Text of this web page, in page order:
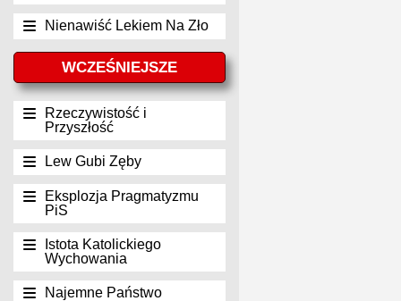
Nienawiść Lekiem Na Zło
WCZEŚNIEJSZE
Rzeczywistość i
Przyszłość
Lew Gubi Zęby
Eksplozja Pragmatyzmu
PiS
Istota Katolickiego
Wychowania
Najemne Państwo